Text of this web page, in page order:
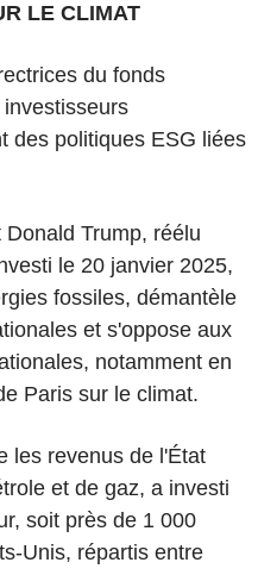
LE CLIMAT
du fonds
des politiques ESG liées
Trump, réélu
le 20 janvier 2025,
fossiles, démantèle
et s'oppose aux
notamment en
Paris sur le climat.
les revenus de l'État
et de gaz, a investi
soit près de 1 000
Unis, répartis entre